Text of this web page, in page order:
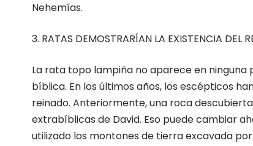
Nehemías.
3. RATAS DEMOSTRARÍAN LA EXISTENCIA DEL
La rata topo lampiña no aparece en
bíblica. En los últimos años, los escépticos
reinado. Anteriormente, una roca
extrabíblicas de David. Eso puede cambiar
utilizado los montones de tierra excavada